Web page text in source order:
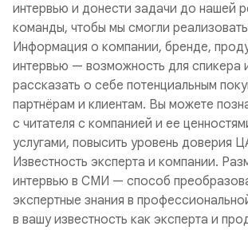
интервью и донести задачи до нашей
команды, чтобы мы смогли
Информация о компании, бренде,
интервью — возможность для спикера
рассказать о себе потенциальным
партнёрам и клиентам. Вы можете
с читателя с компанией и ее
услугами, повысить уровень доверия
Известность эксперта и компании.
интервью в СМИ — способ
экспертные знания в
в вашу известность как эксперта и